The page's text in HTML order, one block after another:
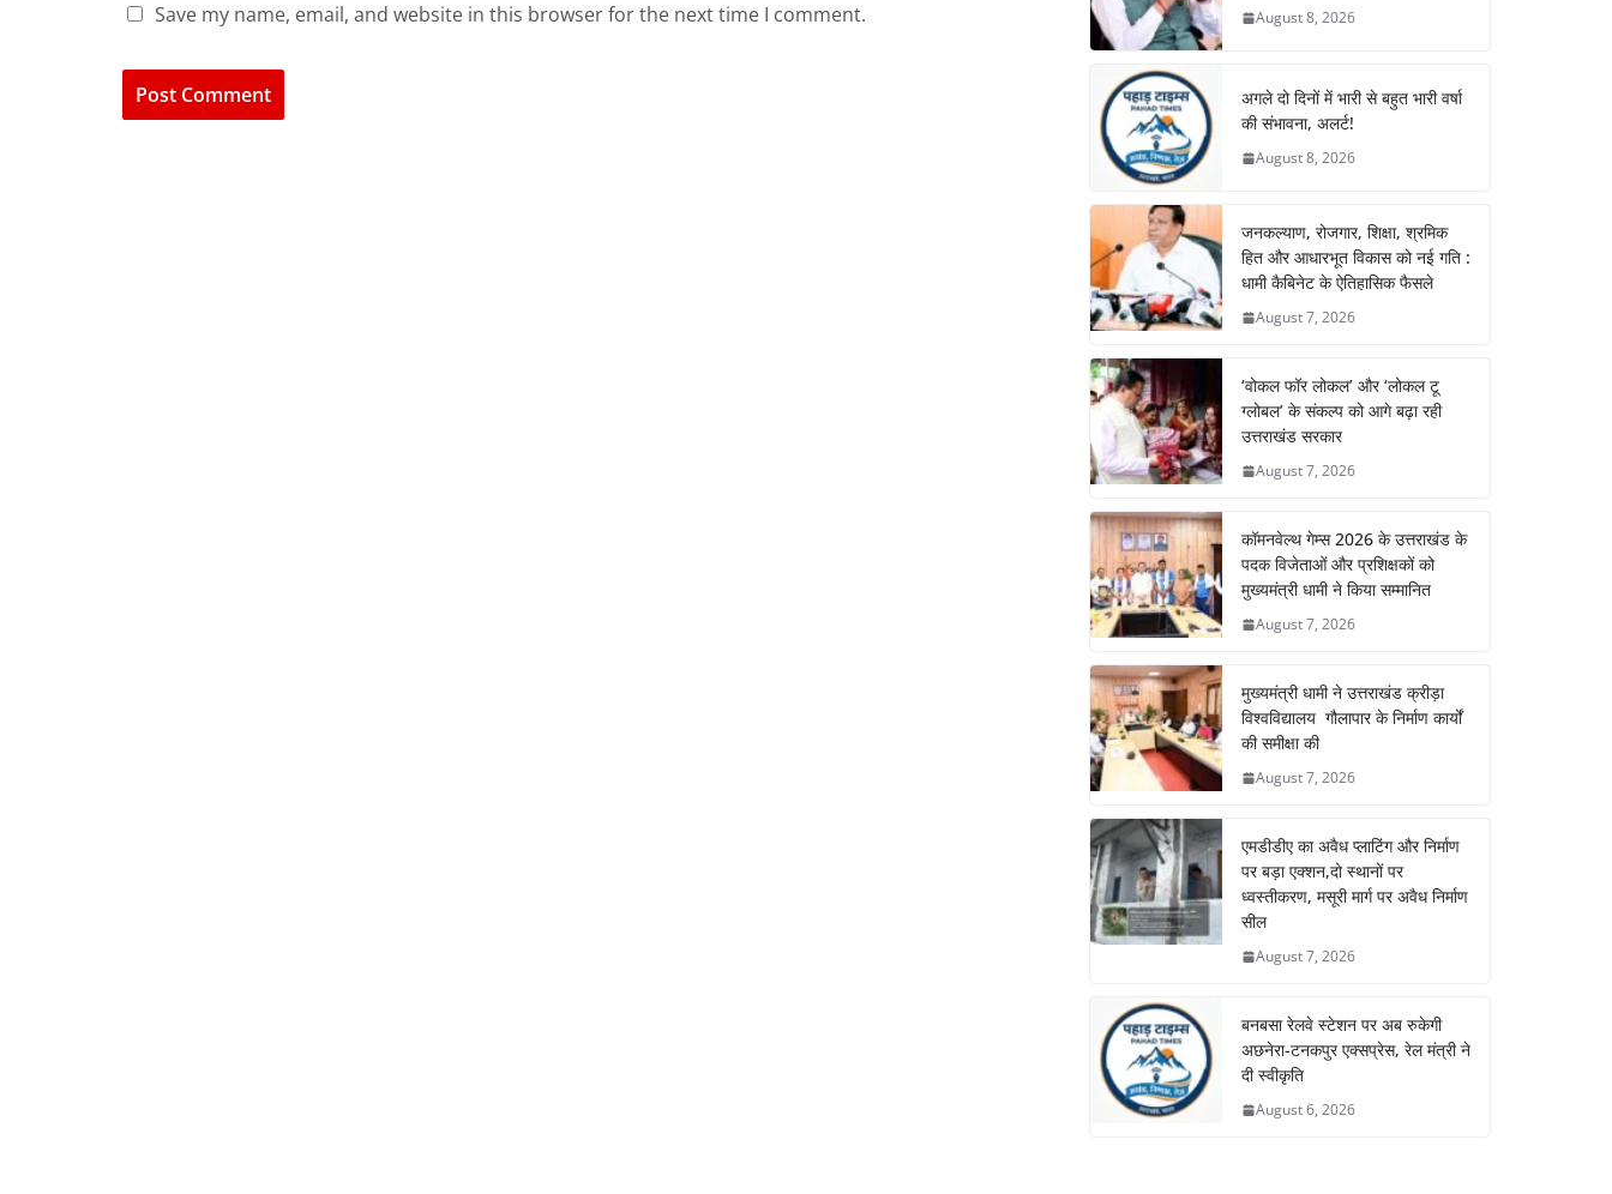
Save my name, email, and website in this browser for the next time I comment. August 8, 2026
अगले दो दिनों में भारी से बहुत भारी वर्षा
की संभावना, अलर्ट!
August 8, 2026
जनकल्याण, रोजगार, शिक्षा, श्रमिक
हित और आधारभूत विकास को नई गति :
धामी कैबिनेट के ऐतिहासिक फैसले
August 7, 2026
‘वोकल फॉर लोकल’ और ‘लोकल टू
ग्लोबल’ के संकल्प को आगे बढ़ा रही
उत्तराखंड सरकार
August 7, 2026
कॉमनवेल्थ गेम्स 2026 के उत्तराखंड के
पदक विजेताओं और प्रशिक्षकों को
मुख्यमंत्री धामी ने किया सम्मानित
August 7, 2026
मुख्यमंत्री धामी ने उत्तराखंड क्रीड़ा
विश्वविद्यालय गौलापार के निर्माण कार्यों
की समीक्षा की
August 7, 2026
एमडीडीए का अवैध प्लाटिंग और निर्माण
पर बड़ा एक्शन,दो स्थानों पर
ध्वस्तीकरण, मसूरी मार्ग पर अवैध निर्माण
सील
August 7, 2026
बनबसा रेलवे स्टेशन पर अब रुकेगी
अछनेरा-टनकपुर एक्सप्रेस, रेल मंत्री ने
दी स्वीकृति
August 6, 2026